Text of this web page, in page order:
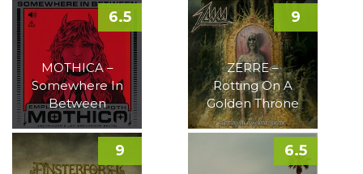
MOTHICA –
Somewhere In
Between
6.5
ZERRE –
Rotting On A
Golden Throne
9
9 6.5